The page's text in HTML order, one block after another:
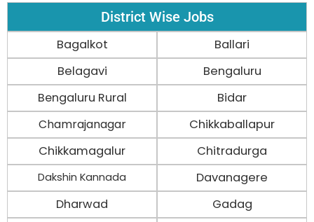
District Wise Jobs
Bagalkot
Ballari
Belagavi
Bengaluru
Bengaluru Rural
Bidar
Chamrajanagar
Chikkaballapur
Chikkamagalur
Chitradurga
Dakshin Kannada
Davanagere
Dharwad
Gadag